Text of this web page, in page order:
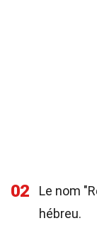
02
Le nom
hébreu.